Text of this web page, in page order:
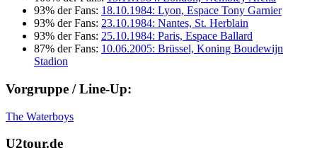
93% der Fans: 18.10.1984: Lyon, Espace Tony Garnier
93% der Fans: 23.10.1984: Nantes, St. Herblain
93% der Fans: 25.10.1984: Paris, Espace Ballard
87% der Fans: 10.06.2005: Brüssel, Koning Boudewijn
Stadion
Vorgruppe / Line-Up:
The Waterboys
U2tour.de